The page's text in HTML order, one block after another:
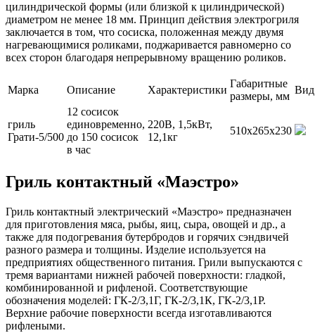
цилиндрической формы (или близкой к цилиндрической)
диаметром не менее 18 мм. Принцип действия электрогриля
заключается в том, что сосиска, положенная между двумя
нагревающимися роликами, поджаривается равномерно со
всех сторон благодаря непрерывному вращению роликов.
Марка Описание Характеристики
Габаритные
размеры, мм
Вид
гриль
Грати-5/500
12 сосисок
единовременно,
до 150 сосисок
в час
220В, 1,5кВт,
12,1кг
510х265х230
Гриль контактный «Маэстро»
Гриль контактный электрический «Маэстро» предназначен
для приготовления мяса, рыбы, яиц, сыра, овощей и др., а
также для подогревания бутербродов и горячих сэндвичей
разного размера и толщины. Изделие используется на
предприятиях общественного питания. Грили выпускаются с
тремя вариантами нижней рабочей поверхности: гладкой,
комбинированной и рифленой. Соответствующие
обозначения моделей: ГК-2/3,1Г, ГК-2/3,1К, ГК-2/3,1Р.
Верхние рабочие поверхности всегда изготавливаются
рифлеными.